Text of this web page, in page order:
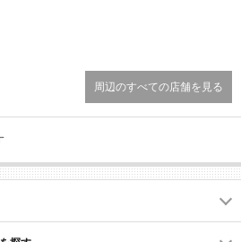
周辺のすべての店舗を見る